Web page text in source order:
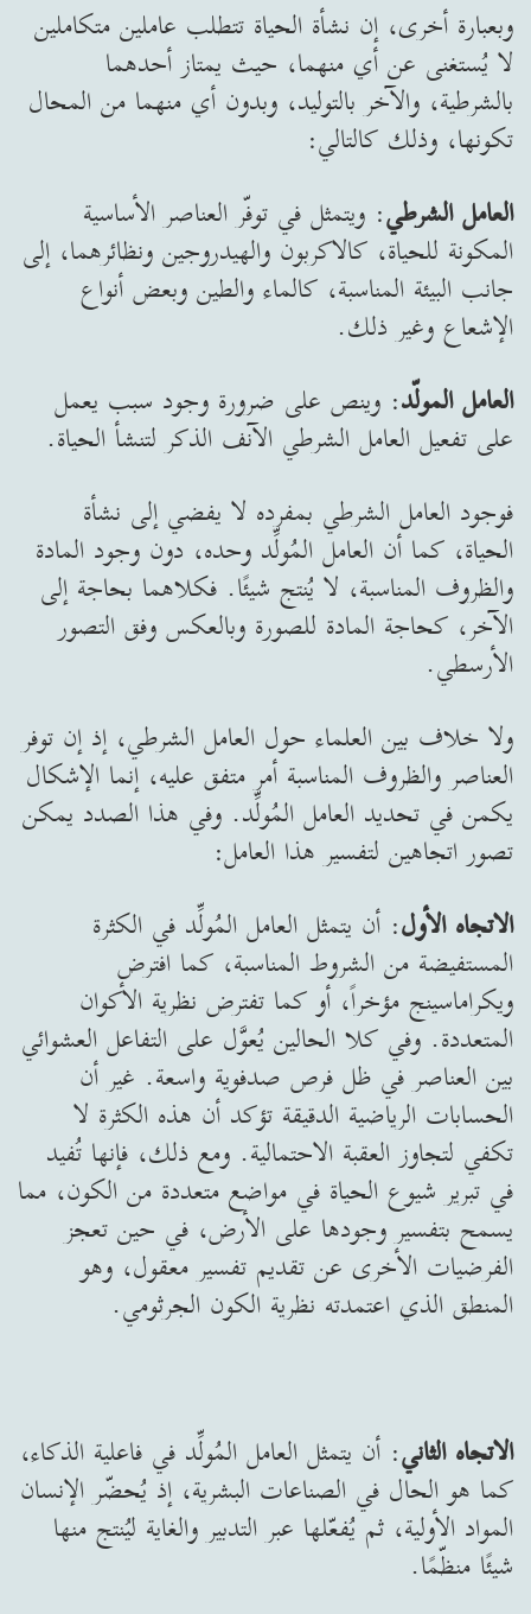
وبعبارة أخرى، إن نشأة الحياة تتطلب عاملين متكاملين
لا يُستغنى عن أي منهما، حيث يمتاز أحدهما
بالشرطية، والآخر بالتوليد، وبدون أي منهما من المحال
تكونها، وذلك كالتالي:
العامل الشرطي: ويتمثل في توفّر العناصر الأساسية
المكونة للحياة، كالاكربون والهيدروجين ونظائرهما، إلى
جانب البيئة المناسبة، كالماء والطين وبعض أنواع
الإشعاع وغير ذلك.
العامل المولّد: وينص على ضرورة وجود سبب يعمل
على تفعيل العامل الشرطي الآنف الذكر لتنشأ الحياة.
فوجود العامل الشرطي بمفرده لا يفضي إلى نشأة
الحياة، كما أن العامل المُولِّد وحده، دون وجود المادة
والظروف المناسبة، لا يُنتج شيئًا. فكلاهما بحاجة إلى
الآخر، كحاجة المادة للصورة وبالعكس وفق التصور
الأرسطي.
ولا خلاف بين العلماء حول العامل الشرطي، إذ إن توفر
العناصر والظروف المناسبة أمر متفق عليه، إنما الإشكال
يكمن في تحديد العامل المُولِّد. وفي هذا الصدد يمكن
تصور اتجاهين لتفسير هذا العامل:
الاتجاه الأول: أن يتمثل العامل المُولِّد في الكثرة
المستفيضة من الشروط المناسبة، كما افترض
ويكراماسينج مؤخراً، أو كما تفترض نظرية الأكوان
المتعددة. وفي كلا الحالين يُعوَّل على التفاعل العشوائي
بين العناصر في ظل فرص صدفوية واسعة. غير أن
الحسابات الرياضية الدقيقة تؤكد أن هذه الكثرة لا
تكفي لتجاوز العقبة الاحتمالية. ومع ذلك، فإنها تُفيد
في تبرير شيوع الحياة في مواضع متعددة من الكون، مما
يسمح بتفسير وجودها على الأرض، في حين تعجز
الفرضيات الأخرى عن تقديم تفسير معقول، وهو
المنطق الذي اعتمدته نظرية الكون الجرثومي.
الاتجاه الثاني: أن يتمثل العامل المُولِّد في فاعلية الذكاء،
كما هو الحال في الصناعات البشرية، إذ يُحضّر الإنسان
المواد الأولية، ثم يُفعّلها عبر التدبير والغاية ليُنتج منها
شيئًا منظّمًا.